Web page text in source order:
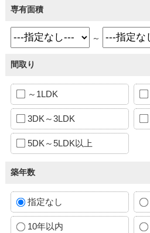
専有面積
～
間取り
～1LDK
3DK～3LDK
5DK～5LDK以上
築年数
指定なし
10年以内